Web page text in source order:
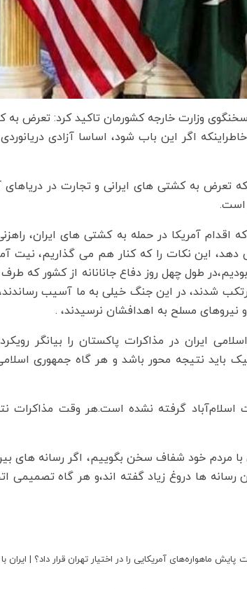
وزارت خارجه کشورمان تاکید کرد: تعرض به
اگر این باب شود، اساسا آزادی
تعرض به کشتی های ایرانی و تجارت در دریاهای
است.
اقدام آمریکا در حمله به کشتی های ایران،
این نکات را که کنار هم می گذاریم، نیت
طول چهل روز دفاع جانانانه از کشور که طرف
شدند، در این جنگ خیلی به ما آسیب رساندند،
و نیروهای مسلح به اهدافشان نرسیدند، .
ایران در مذاکرات پاکستان را بیانگر
باید نتیجه محور باشد و هر گاه جمهوری
اسلام‌آباد گرفته نشده است.هر وقت مذاکرات
مردم خود شفاف سخن بگوییم، اگر رسانه های بین
رسانه ها دروغ زیاد گفته اند،‌و هر گاه تصمیمی
ماهواره‌های آمریکایی را در اختیار تهران قرار داد؟ | ایران